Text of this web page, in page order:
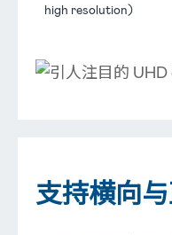
high resolution)
支持横向